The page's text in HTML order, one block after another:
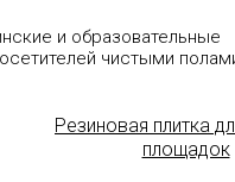
и образовательные
чистыми
Резиновая плитка
площадок